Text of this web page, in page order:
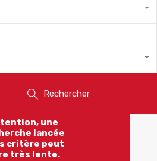
Rechercher
une
lancée
critère peut
très lente.